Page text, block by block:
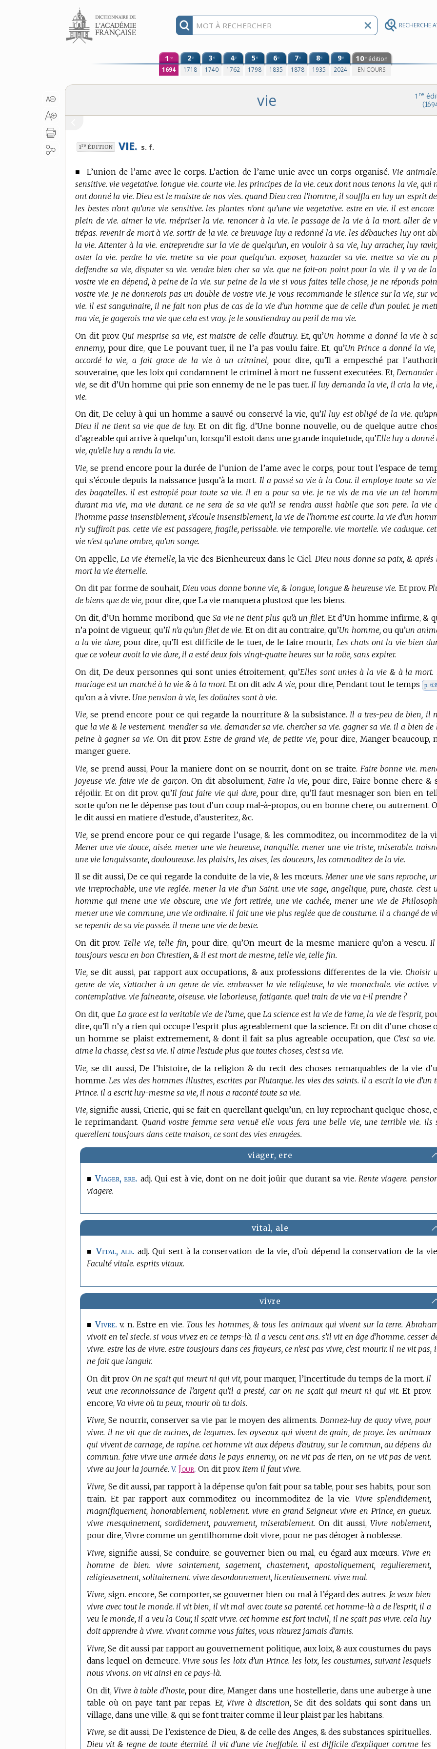
RECHERCHE
Aller au contenu
1 re
1694
2e
1718
3e
1740
4e
1762
5e
1798
6e
1835
7e
1878
8e
1935
9e
2024
10e édition
EN COURS
1 re
vie
1re ÉDITION VIE. s. f.
■L’union de l’ame avec le corps. L’action de l’ame unie avec un corps organisé. Vie
sensitive. vie vegetative. longue vie. courte vie. les principes de la vie. ceux dont nous tenons la vie, qui
ont donné la vie. Dieu est le maistre de nos vies. quand Dieu crea l’homme, il souffla en luy un esprit
les bestes n’ont qu’une vie sensitive. les plantes n’ont qu’une vie vegetative. estre en vie. il est
plein de vie. aimer la vie. mépriser la vie. renoncer à la vie. le passage de la vie à la mort. aller de
trépas. revenir de mort à vie. sortir de la vie. ce breuvage luy a redonné la vie. les débauches luy ont
la vie. Attenter à la vie. entreprendre sur la vie de quelqu’un, en vouloir à sa vie, luy arracher, luy
oster la vie. perdre la vie. mettre sa vie pour quelqu’un. exposer, hazarder sa vie. mettre sa vie au
deffendre sa vie, disputer sa vie. vendre bien cher sa vie. que ne fait-on point pour la vie. il y va de
vostre vie en dépend, à peine de la vie. sur peine de la vie si vous faites telle chose, je ne réponds
vostre vie. je ne donnerois pas un double de vostre vie. je vous recommande le silence sur la vie, sur
vie. il est sanguinaire, il ne fait non plus de cas de la vie d’un homme que de celle d’un poulet. je
ma vie, je gagerois ma vie que cela est vray. je le soustiendray au peril de ma vie.
On dit prov. Qui mesprise sa vie, est maistre de celle d’autruy. Et, qu’Un homme a donné la vie à
ennemy, pour dire, que Le pouvant tuer, il ne l’a pas voulu faire. Et, qu’Un Prince a donné la
accordé la vie, a fait grace de la vie à un criminel, pour dire, qu’Il a empesché par
souveraine, que les loix qui condamnent le criminel à mort ne fussent executées. Et, Demander
vie, se dit d’Un homme qui prie son ennemy de ne le pas tuer. Il luy demanda la vie, il cria la vie,
vie.
On dit, De celuy à qui un homme a sauvé ou conservé la vie, qu’Il luy est obligé de la vie.
Dieu il ne tient sa vie que de luy. Et on dit fig. d’Une bonne nouvelle, ou de quelque autre
d’agreable qui arrive à quelqu’un, lorsqu’il estoit dans une grande inquietude, qu’Elle luy a donné
vie, qu’elle luy a rendu la vie.
Vie, se prend encore pour la durée de l’union de l’ame avec le corps, pour tout l’espace de
qui s’écoule depuis la naissance jusqu’à la mort. Il a passé sa vie à la Cour. il employe toute sa
des bagatelles. il est estropié pour toute sa vie. il en a pour sa vie. je ne vis de ma vie un tel
durant ma vie, ma vie durant. ce ne sera de sa vie qu’il se rendra aussi habile que son pere. la vie
l’homme passe insensiblement, s’écoule insensiblement, la vie de l’homme est courte. la vie d’un
n’y suffiroit pas. cette vie est passagere, fragile, perissable. vie temporelle. vie mortelle. vie caduque.
vie n’est qu’une ombre, qu’un songe.
On appelle, La vie éternelle, la vie des Bienheureux dans le Ciel. Dieu nous donne sa paix, & aprés
mort la vie éternelle.
On dit par forme de souhait,Dieu vous donne bonne vie, & longue, longue & heureuse vie. Et prov.
de biens que de vie, pour dire, que La vie manquera plustost que les biens.
On dit, d’Un homme moribond, queSa vie ne tient plus qu’à un filet. Et d’Un homme infirme, &
n’a point de vigueur, qu’Il n’a qu’un filet de vie. Et on dit au contraire, qu’Un homme, ou qu’un
a la vie dure, pour dire, qu’Il est difficile de le tuer, de le faire mourir, Les chats ont la vie bien
que ce voleur avoit la vie dure, il a esté deux fois vingt-quatre heures sur la roüe, sans expirer.
On dit, De deux personnes qui sont unies étroitement, qu’Elles sont unies à la vie & à la mort.
mariage est un marché à la vie & à la mort. Et on dit adv.A vie, pour dire, Pendant tout le temps p.
qu’on a à vivre. Une pension à vie, les doüaires sont à vie.
Vie, se prend encore pour ce qui regarde la nourriture & la subsistance.Il a tres-peu de bien, il
que la vie & le vestement. mendier sa vie. demander sa vie. chercher sa vie. gagner sa vie. il a bien de
peine à gagner sa vie. On dit prov.Estre de grand vie, de petite vie,pour dire, Manger beaucoup,
manger guere.
Vie, se prend aussi, Pour la maniere dont on se nourrit, dont on se traite. Faire bonne vie.
joyeuse vie. faire vie de garçon. On dit absolument, Faire la vie, pour dire, Faire bonne chere &
réjoüir. Et on dit prov. qu’Il faut faire vie qui dure, pour dire, qu’Il faut mesnager son bien en
sorte qu’on ne le dépense pas tout d’un coup mal-à-propos, ou en bonne chere, ou autrement.
le dit aussi en matiere d’estude, d’austeritez, &c.
Vie, se prend encore pour ce qui regarde l’usage, & les commoditez, ou incommoditez de la
Mener une vie douce, aisée. mener une vie heureuse, tranquille. mener une vie triste, miserable.
une vie languissante, douloureuse. les plaisirs, les aises, les douceurs, les commoditez de la vie.
Il se dit aussi, De ce qui regarde la conduite de la vie, & les mœurs.Mener une vie sans reproche,
vie irreprochable, une vie reglée. mener la vie d’un Saint. une vie sage, angelique, pure, chaste. c’est
homme qui mene une vie obscure, une vie fort retirée, une vie cachée, mener une vie de
mener une vie commune, une vie ordinaire. il fait une vie plus reglée que de coustume. il a changé de
se repentir de sa vie passée. il mene une vie de beste.
On dit prov. Telle vie, telle fin, pour dire, qu’On meurt de la mesme maniere qu’on a vescu. Il
tousjours vescu en bon Chrestien, & il est mort de mesme, telle vie, telle fin.
Vie, se dit aussi, par rapport aux occupations, & aux professions differentes de la vie. Choisir
genre de vie, s’attacher à un genre de vie. embrasser la vie religieuse, la vie monachale. vie active.
contemplative. vie faineante, oiseuse. vie laborieuse, fatigante. quel train de vie va t-il prendre ?
On dit, que La grace est la veritable vie de l’ame,queLa science est la vie de l’ame, la vie de l’esprit,
dire, qu’Il n’y a rien qui occupe l’esprit plus agreablement que la science. Et on dit d’une chose
un homme se plaist extremement, & dont il fait sa plus agreable occupation, que C’est sa
aime la chasse, c’est sa vie. il aime l’estude plus que toutes choses, c’est sa vie.
Vie, se dit aussi, De l’histoire, de la religion & du recit des choses remarquables de la vie
homme. Les vies des hommes illustres, escrites par Plutarque. les vies des saints. il a escrit la vie d’un
Prince. il a escrit luy-mesme sa vie, il nous a raconté toute sa vie.
Vie, signifie aussi, Crierie, qui se fait en querellant quelqu’un, en luy reprochant quelque chose,
le reprimandant. Quand vostre femme sera venuë elle vous fera une belle vie, une terrible vie. ils
querellent tousjours dans cette maison, ce sont des vies enragées.
viager, ere
■Viager, ere. adj. Qui est à vie, dont on ne doit joüir que durant sa vie. Rente viagere.
viagere.
vital, ale
■Vital, ale. adj. Qui sert à la conservation de la vie, d’où dépend la conservation de la
Faculté vitale. esprits vitaux.
vivre
■Vivre. v. n. Estre en vie. Tous les hommes, & tous les animaux qui vivent sur la terre.
vivoit en tel siecle. si vous vivez en ce temps-là. il a vescu cent ans. s’il vit en âge d’homme. cesser
vivre. estre las de vivre. estre tousjours dans ces frayeurs, ce n’est pas vivre, c’est mourir. il ne vit pas,
ne fait que languir.
On dit prov. On ne sçait qui meurt ni qui vit, pour marquer, l’Incertitude du temps de la mort. Il
veut une reconnoissance de l’argent qu’il a presté, car on ne sçait qui meurt ni qui vit. Et prov.
encore,Va vivre où tu peux, mourir où tu dois.
Vivre, Se nourrir, conserver sa vie par le moyen des aliments.Donnez-luy de quoy vivre, pour
vivre. il ne vit que de racines, de legumes. les oyseaux qui vivent de grain, de proye. les animaux
qui vivent de carnage, de rapine. cet homme vit aux dépens d’autruy, sur le commun, au dépens du
commun. faire vivre une armée dans le pays ennemy, on ne vit pas de rien, on ne vit pas de vent.
vivre au jour la journée. V. Jour. On dit prov.Item il faut vivre.
Vivre, Se dit aussi, par rapport à la dépense qu’on fait pour sa table, pour ses habits, pour son
train. Et par rapport aux commoditez ou incommoditez de la vie.Vivre splendidement,
magnifiquement, honorablement, noblement. vivre en grand Seigneur. vivre en Prince, en gueux.
vivre mesquinement, sordidement, pauvrement, miserablement. On dit aussi, Vivre noblement,
pour dire, Vivre comme un gentilhomme doit vivre, pour ne pas déroger à noblesse.
Vivre, signifie aussi, Se conduire, se gouverner bien ou mal, eu égard aux mœurs. Vivre en
homme de bien. vivre saintement, sagement, chastement, apostoliquement, regulierement,
religieusement, solitairement. vivre desordonnement, licentieusement. vivre mal.
Vivre, sign. encore, Se comporter, se gouverner bien ou mal à l’égard des autres. Je veux bien
vivre avec tout le monde. il vit bien, il vit mal avec toute sa parenté. cet homme-là a de l’esprit, il a
veu le monde, il a veu la Cour, il sçait vivre. cet homme est fort incivil, il ne sçait pas vivre. cela luy
doit apprendre à vivre. vivant comme vous faites, vous n’aurez jamais d’amis.
Vivre, Se dit aussi par rapport au gouvernement politique, aux loix, & aux coustumes du pays
dans lequel on demeure.Vivre sous les loix d’un Prince. les loix, les coustumes, suivant lesquels
nous vivons. on vit ainsi en ce pays-là.
On dit,Vivre à table d’hoste, pour dire, Manger dans une hostellerie, dans une auberge à une
table où on paye tant par repas. Et, Vivre à discretion, Se dit des soldats qui sont dans un
village, dans une ville, & qui se font traiter comme il leur plaist par les habitans.
Vivre, se dit aussi, De l’existence de Dieu, & de celle des Anges, & des substances spirituelles.
Dieu vit & regne de toute éternité. il vit d’une vie ineffable. il est difficile d’expliquer comme les